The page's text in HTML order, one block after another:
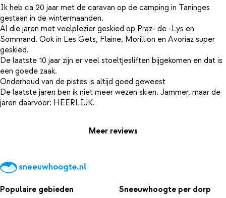
Ik heb ca 20 jaar met de caravan op de camping in Taninges
gestaan in de wintermaanden.
Al die jaren met veelplezier geskied op Praz- de -Lys en
Sommand. Ook in Les Gets, Flaine, Morillion en Avoriaz super
geskied.
De laatste 10 jaar zijn er veel stoeltjesliften bijgekomen en dat is
een goede zaak.
Onderhoud van de pistes is altijd goed geweest
De laatste jaren ben ik niet meer wezen skien. Jammer, maar de
Meer reviews
Populaire gebieden Sneeuwhoogte per dorp